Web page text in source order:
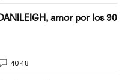
DANILEIGH, amor por los 90
4048